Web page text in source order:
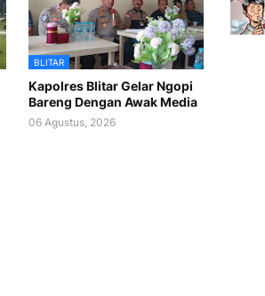
BLITAR
Kapolres Blitar Gelar Ngopi
Bareng Dengan Awak Media
06 Agustus, 2026